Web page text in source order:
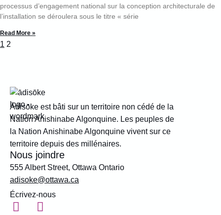
processus d’engagement national sur la conception architecturale de
l’installation se déroulera sous le titre « série
Read More »
1 2
Ādisōke est bâti sur un territoire non cédé de la
Nation Anishinabe Algonquine. Les peuples de
la Nation Anishinabe Algonquine vivent sur ce
territoire depuis des millénaires.
Nous joindre
555 Albert Street, Ottawa Ontario
adisoke@ottawa.ca
Écrivez-nous